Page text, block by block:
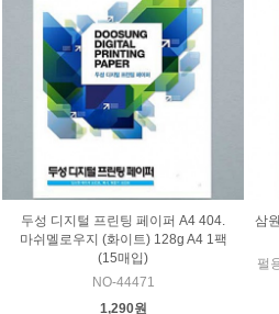
두성 디지털 프린팅 페이퍼 A4 404.
마쉬멜로우지 (화이트) 128g A4 1팩
(15매입)
NO-44471
1,290원
삼
펄